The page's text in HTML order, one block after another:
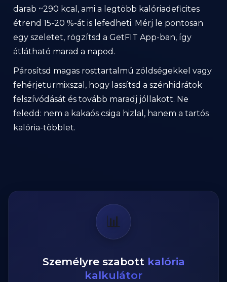
darab ~290 kcal, ami a legtöbb kalóriadeficites
étrend 15-20 %-át is lefedheti. Mérj le pontosan
egy szeletet, rögzítsd a GetFIT App-ban, így
átlátható marad a napod.
Párosítsd magas rosttartalmú zöldségekkel vagy
fehérjeturmixszal, hogy lassítsd a szénhidrátok
felszívódását és tovább maradj jóllakott. Ne
feledd: nem a kakaós csiga hizlal, hanem a tartós
kalória-többlet.
📊
Személyre szabott kalória
kalkulátor